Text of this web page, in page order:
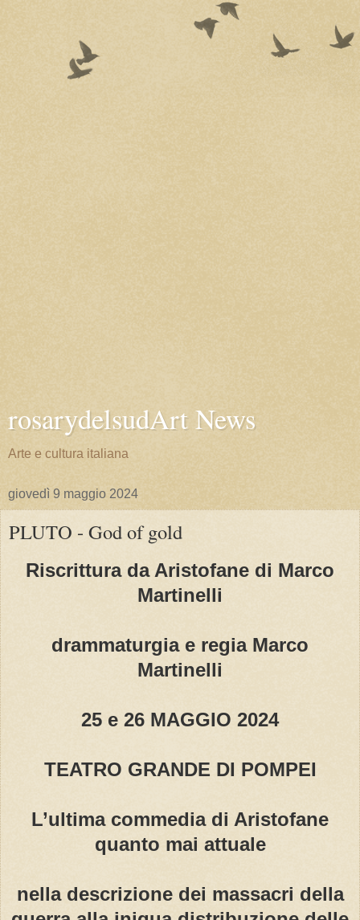
rosarydelsudArt News
Arte e cultura italiana
giovedì 9 maggio 2024
PLUTO - God of gold
Riscrittura da Aristofane di Marco
Martinelli
drammaturgia e regia Marco
Martinelli
25 e 26 MAGGIO 2024
TEATRO GRANDE DI POMPEI
L’ultima commedia di Aristofane
quanto mai attuale
nella descrizione dei massacri della